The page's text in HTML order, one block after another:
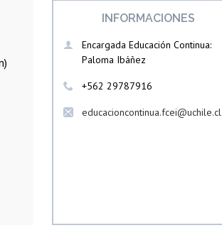
INFORMACIONES
Encargada Educación Continua:
Paloma Ibáñez
+562 29787916
educacioncontinua.fcei@uchile.cl